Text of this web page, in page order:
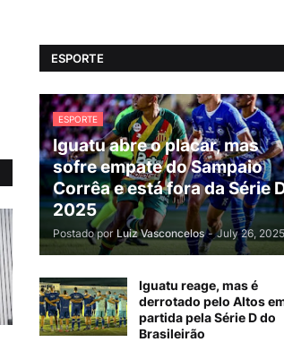
ESPORTE
ESPORTE
Iguatu abre o placar, mas
sofre empate do Sampaio
Corrêa e está fora da Série
2025
Postado por Luiz Vasconcelos - July 26, 2025
Iguatu reage, mas é
derrotado pelo Altos
partida pela Série D do
Brasileirão